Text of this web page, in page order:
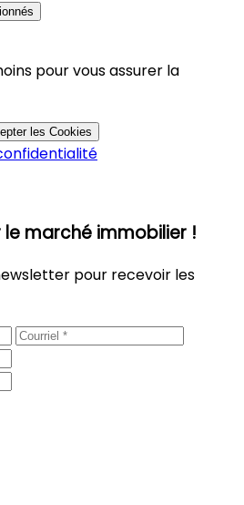
pour vous assurer la
les Cookies
le marché immobilier !
pour recevoir les